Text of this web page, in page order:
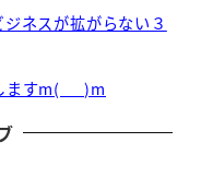
ネスが拡がらない３
ますm(_ _)m